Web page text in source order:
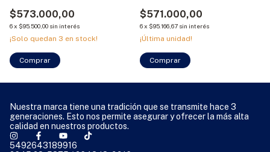
$573.000,00
6x $95.500,00 sin interés
¡Solo quedan 3 en stock!
Comprar
$571.000,00
6x $95.166,67 sin interés
¡Última unidad!
Comprar
Nuestra marca tiene una tradición que se transmite hace 3
generaciones. Esto nos permite asegurar y ofrecer la más alta
calidad en nuestros productos.
5492643189916